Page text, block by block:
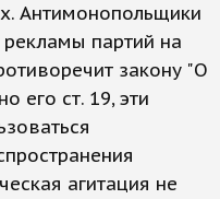
Антимонопольщики
партий на
закону "О
его ст. 19, эти
агитация не